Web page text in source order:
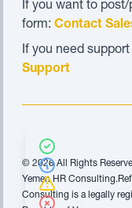
If you want to
form: Contact
If you need
Support
© 2026 All Rights
Yemen HR
Consulting is a legally